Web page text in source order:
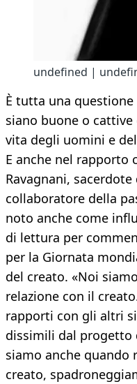
undefined |
È tutta una
siano buone o
vita degli uomini e
E anche nel rapporto
Ravagnani,
collaboratore della
noto anche come
di lettura per
per la Giornata
del creato. «Noi
relazione con il
rapporti con gli altri
dissimili dal progetto
siamo anche
creato,